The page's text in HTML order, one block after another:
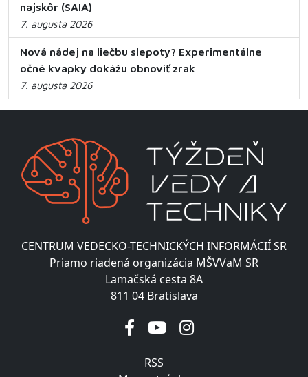
najskôr (SAIA)
7. augusta 2026
Nová nádej na liečbu slepoty? Experimentálne
očné kvapky dokážu obnoviť zrak
7. augusta 2026
CENTRUM VEDECKO-TECHNICKÝCH INFORMÁCIÍ SR
Priamo riadená organizácia MŠVVaM SR
Lamačská cesta 8A
811 04 Bratislava
RSS